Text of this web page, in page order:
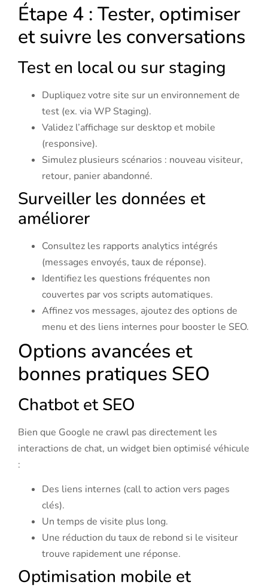
Étape 4 : Tester, optimiser
et suivre les conversations
Test en local ou sur staging
Dupliquez votre site sur un environnement de
test (ex. via WP Staging).
Validez l’affichage sur desktop et mobile
(responsive).
Simulez plusieurs scénarios : nouveau visiteur,
retour, panier abandonné.
Surveiller les données et
améliorer
Consultez les rapports analytics intégrés
(messages envoyés, taux de réponse).
Identifiez les questions fréquentes non
couvertes par vos scripts automatiques.
Affinez vos messages, ajoutez des options de
menu et des liens internes pour booster le SEO.
Options avancées et
bonnes pratiques SEO
Chatbot et SEO
Bien que Google ne crawl pas directement les
interactions de chat, un widget bien optimisé véhicule
:
Des liens internes (call to action vers pages
clés).
Un temps de visite plus long.
Une réduction du taux de rebond si le visiteur
trouve rapidement une réponse.
Optimisation mobile et